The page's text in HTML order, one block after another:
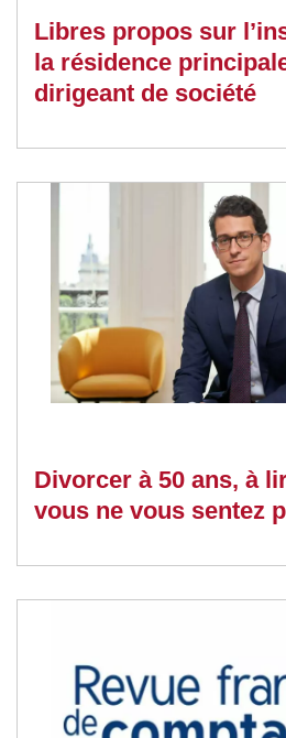
Libres propos sur
la résidence
dirigeant de société
Divorcer à 50 ans, à
vous ne vous sentez